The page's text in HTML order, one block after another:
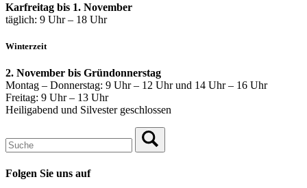
Karfreitag bis 1. November
täglich: 9 Uhr – 18 Uhr
Winterzeit
2. November bis Gründonnerstag
Montag – Donnerstag: 9 Uhr – 12 Uhr und 14 Uhr – 16 Uhr
Freitag: 9 Uhr – 13 Uhr
Heiligabend und Silvester geschlossen
Folgen Sie uns auf